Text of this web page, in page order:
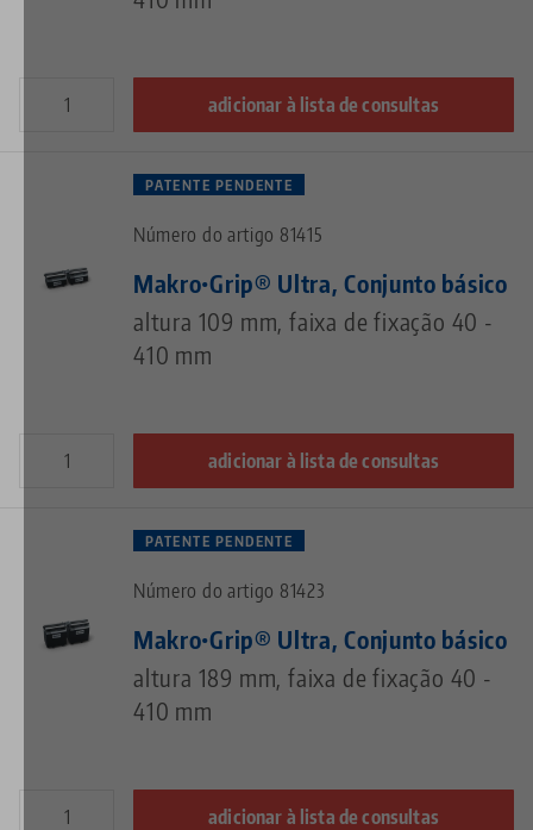
adicionar à lista de consultas
PATENTE PENDENTE
Número do artigo 81415
Makro•Grip® Ultra, Conjunto básico
altura 109 mm, faixa de fixação 40 -
410 mm
adicionar à lista de consultas
PATENTE PENDENTE
Número do artigo 81423
Makro•Grip® Ultra, Conjunto básico
altura 189 mm, faixa de fixação 40 -
410 mm
adicionar à lista de consultas